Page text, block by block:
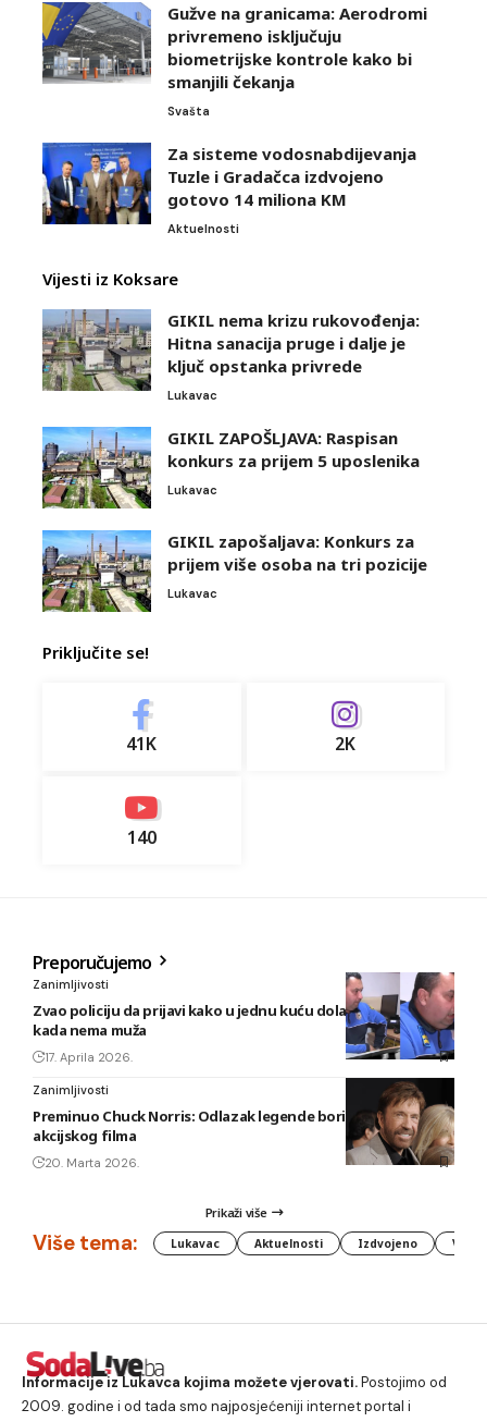
Gužve na granicama: Aerodromi
privremeno isključuju
biometrijske kontrole kako bi
smanjili čekanja
Svašta
Za sisteme vodosnabdijevanja
Tuzle i Gradačca izdvojeno
gotovo 14 miliona KM
Aktuelnosti
Vijesti iz Koksare
GIKIL nema krizu rukovođenja:
Hitna sanacija pruge i dalje je
ključ opstanka privrede
Lukavac
GIKIL ZAPOŠLJAVA: Raspisan
konkurs za prijem 5 uposlenika
Lukavac
GIKIL zapošaljava: Konkurs za
prijem više osoba na tri pozicije
Lukavac
Priključite se!
41K 2K
140
Preporučujemo
Zanimljivosti
Zvao policiju da prijavi kako u jednu kuću dolazi ljubavnik
kada nema muža
17. Aprila 2026.
Zanimljivosti
Preminuo Chuck Norris: Odlazak legende borilačkih vještina i
akcijskog filma
20. Marta 2026.
Prikaži više
Više tema: Lukavac Aktuelnosti Izdvojeno
Informacije iz Lukavca kojima možete vjerovati.Postojimo od
2009. godine i od tada smo najposjećeniji internet portal i